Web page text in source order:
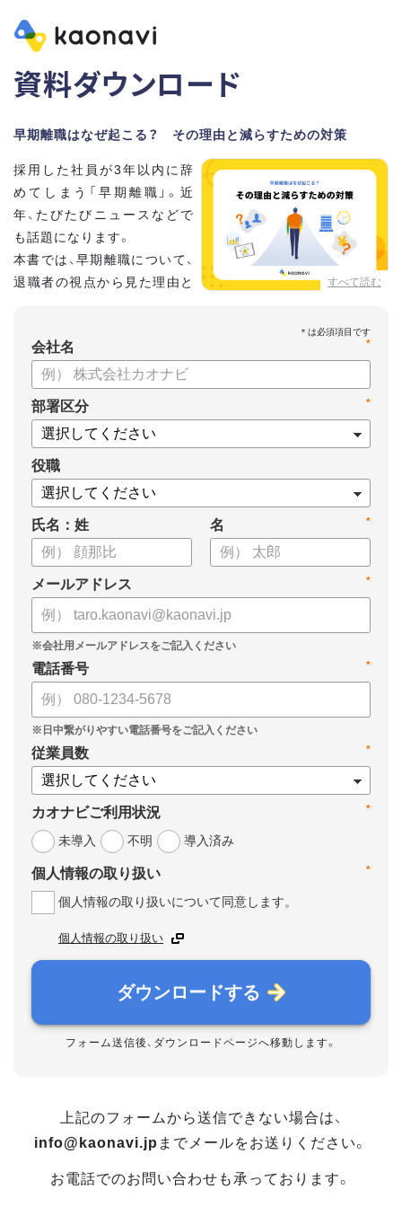
資料ダウンロード
早期離職はなぜ起こる？ その理由と減らすための対策
すべて読む
採用した社員が3年以内に辞
めてしまう「早期離職」。近
年、たびたびニュースなどで
も話題になります。
本書では、早期離職について、
退職者の視点から見た理由と
【資料の内容】
・早期離職が起こる原因
・早期離職は会社にも影響がある？
・減らすための対策とは？
*
会社名
*
部署区分
役職
氏名：姓 *
名
*
メールアドレス
*
電話番号
*
従業員数
*
カオナビご利用状況
未導入
不明 導入済み
*
個人情報の取り扱い
個人情報の取り扱いについて同意します。
個人情報の取り扱い
ダウンロードする
フォーム送信後、ダウンロードページへ移動します。
上記のフォームから送信できない場合は、
info@kaonavi.jp までメールをお送りください。
お電話でのお問い合わせも承っております。